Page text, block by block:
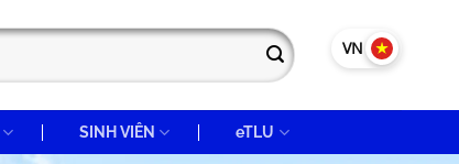
VN EN
SINH VIÊN eTLU